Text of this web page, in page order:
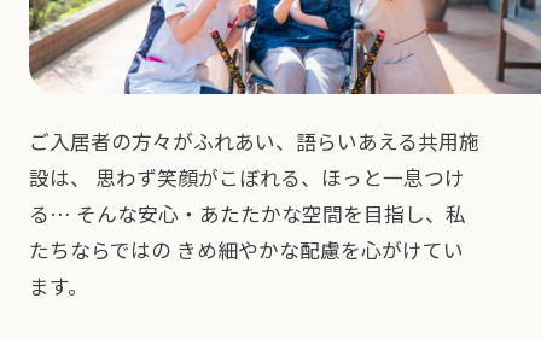
ご入居者の方々がふれあい、語らいあえる共用施
設は、
思わず笑顔がこぼれる、ほっと一息つけ
る… そんな安心・あたたかな空間を目指し、私
たちならではの きめ細やかな配慮を心がけてい
ます。